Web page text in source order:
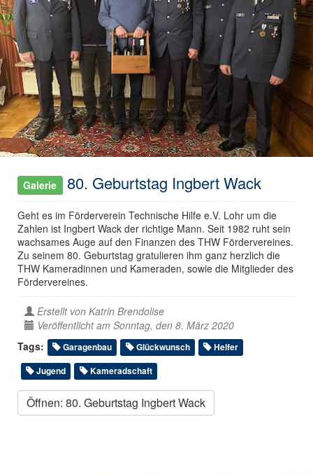
Galerie 80. Geburtstag Ingbert Wack
Geht es im Förderverein Technische Hilfe e.V. Lohr um die
Zahlen ist Ingbert Wack der richtige Mann. Seit 1982 ruht sein
wachsames Auge auf den Finanzen des THW Fördervereines.
Zu seinem 80. Geburtstag gratulieren ihm ganz herzlich die
THW Kameradinnen und Kameraden, sowie die Mitglieder des
Fördervereines.
Erstellt von Katrin Brendolise
Veröffentlicht am Sonntag, den 8. März 2020
Tags:
Garagenbau Glückwunsch
Helfer
Jugend
Kameradschaft
Öffnen: 80. Geburtstag Ingbert Wack